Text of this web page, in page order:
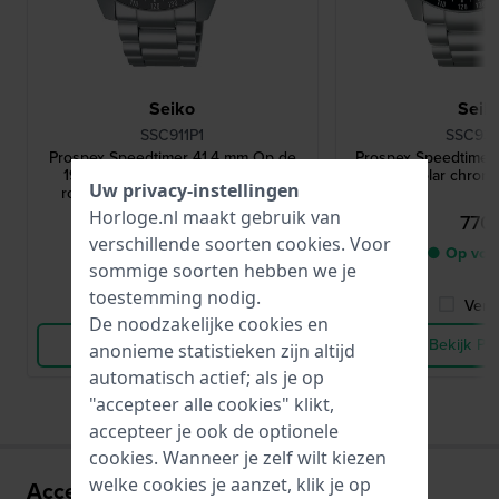
Seiko
SSC911P1
Prospex Speedtimer 41.4 mm Op de
1969 Speedtimer geïnspireerde
roestvrijstalen solar chronograaf
770,-
● Op voorraad
Vergelijk
Bekijk Product
Prospex Speedtimer
41.4 mm Solar
● Op
Bekijk
Accessoires voor het V192 uurwerk:
Uw privacy-instellingen
Horloge.nl maakt gebruik van
verschillende soorten cookies. Voor
sommige soorten hebben we je
toestemming nodig.
De noodzakelijke cookies en
anonieme statistieken zijn altijd
automatisch actief; als je op
"accepteer alle cookies" klikt,
accepteer je ook de optionele
cookies. Wanneer je zelf wilt kiezen
welke cookies je aanzet, klik je op